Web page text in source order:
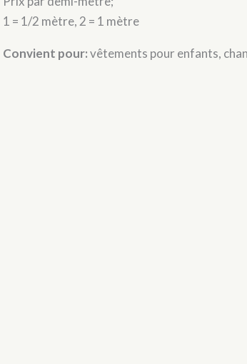
-
Ocre
1 = 1/2 mètre, 2 = 1 mètre
Convient pour:vêtements pour enfants,